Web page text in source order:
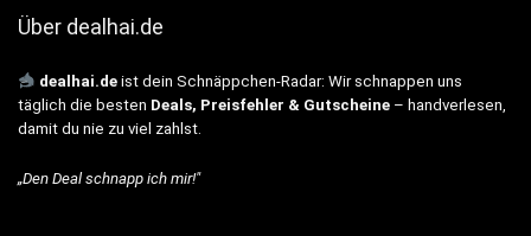
Über dealhai.de
dealhai.de ist dein Schnäppchen-Radar: Wir schnappen uns
täglich die besten Deals, Preisfehler & Gutscheine – handverlesen,
damit du nie zu viel zahlst.
„Den Deal schnapp ich mir!"